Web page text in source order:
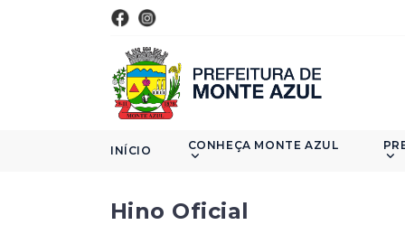
INÍCIO CONHEÇA MONTE AZUL
Hino Oficial